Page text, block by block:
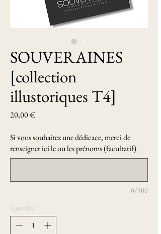
SOUVERAINES
[collection
illustoriques T4]
20,00 €Prix
Si vous souhaitez une dédicace, merci de
renseigner ici le ou les prénoms (facultatif)
0/500
Quantité *